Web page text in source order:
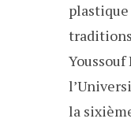
la